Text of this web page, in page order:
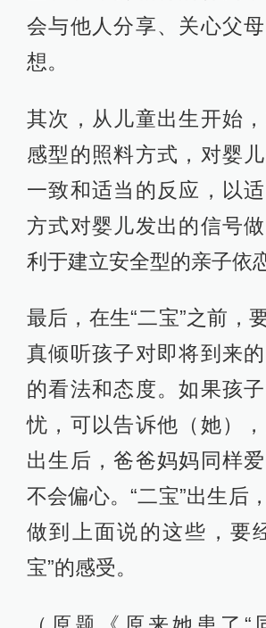
会与他人分享、关心父
想。
其次，从儿童出生开始
感型的照料方式，对婴儿
一致和适当的反应，以
方式对婴儿发出的信号
利于建立安全型的亲子依
最后，在生“二宝”之前，
真倾听孩子对即将到来
的看法和态度。如果孩
忧，可以告诉他（她）
出生后，爸爸妈妈同样爱
不会偏心。“二宝”出生后
做到上面说的这些，要
宝”的感受。